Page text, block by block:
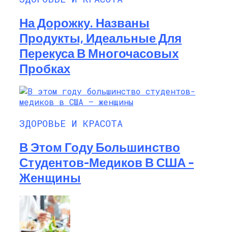
На Дорожку. Названы
Продукты, Идеальные Для
Перекуса В Многочасовых
Пробках
ЗДОРОВЬЕ И КРАСОТА
В Этом Году Большинство
Студентов-Медиков В США –
Женщины